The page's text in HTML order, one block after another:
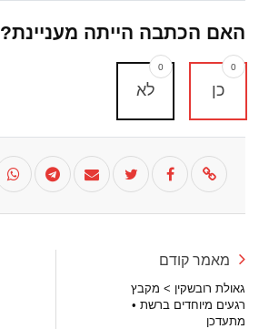
האם הכתבה הייתה מעניינת?
כן
0
לא
0
מאמר קודם
גאולת רובשקין > מקבץ
רגעים מיוחדים ברשת •
מתעדכן